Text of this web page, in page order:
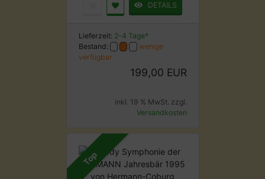
DETAILS
Lieferzeit: 2-4 Tage*
Bestand:
wenige
verfügbar
199,00 EUR
inkl. 19 % MwSt. zzgl.
Versandkosten
Top